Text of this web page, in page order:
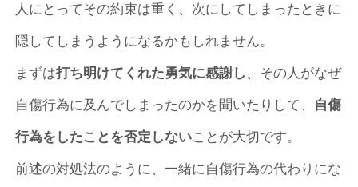
人にとってその約束は重く、次にしてしまったときに
隠してしまうようになるかもしれません。
まずは打ち明けてくれた勇気に感謝し 、その人がなぜ
自傷行為に及んでしまったのかを聞いたりして、 自傷
行為をしたことを否定しないことが大切です。
前述の対処法のように、一緒に自傷行為の代わりにな